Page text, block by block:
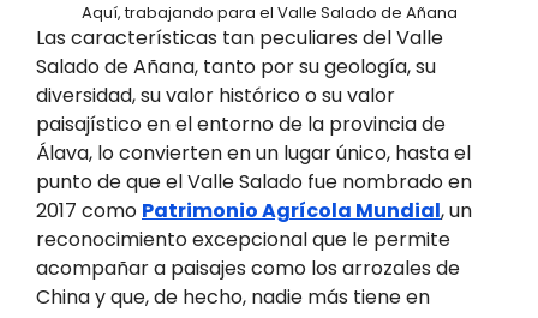
Aquí, trabajando para el Valle Salado de Añana
Las características tan peculiares del Valle
Salado de Añana, tanto por su geología, su
diversidad, su valor histórico o su valor
paisajístico en el entorno de la provincia de
Álava, lo convierten en un lugar único, hasta el
punto de que el Valle Salado fue nombrado en
2017 como Patrimonio Agrícola Mundial, un
reconocimiento excepcional que le permite
acompañar a paisajes como los arrozales de
China y que, de hecho, nadie más tiene en